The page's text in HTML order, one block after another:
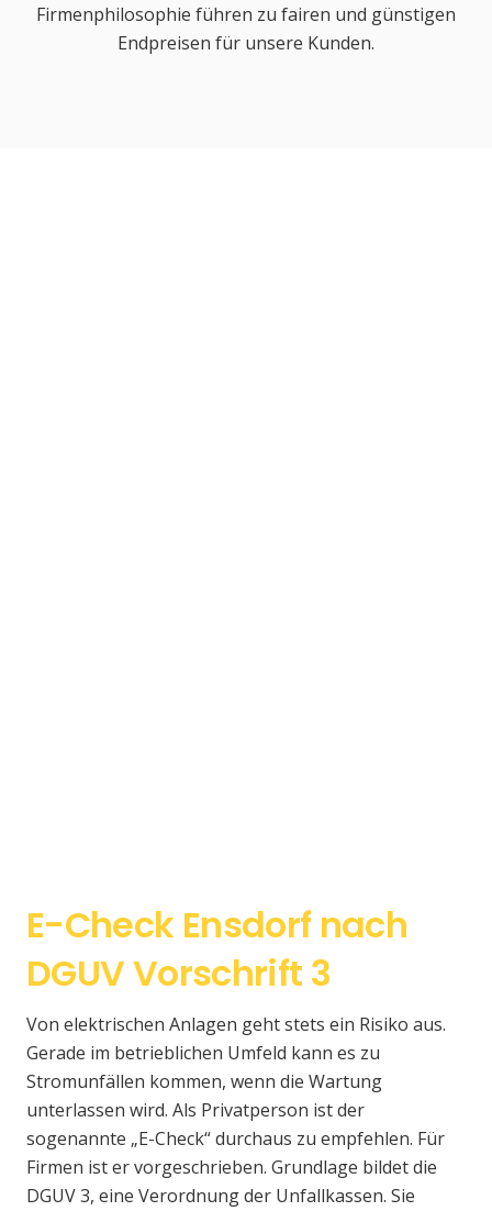
Firmenphilosophie führen zu fairen und günstigen
Endpreisen für unsere Kunden.
E-Check Ensdorf nach
DGUV Vorschrift 3
Von elektrischen Anlagen geht stets ein Risiko aus.
Gerade im betrieblichen Umfeld kann es zu
Stromunfällen kommen, wenn die Wartung
unterlassen wird. Als Privatperson ist der
sogenannte „E-Check“ durchaus zu empfehlen. Für
Firmen ist er vorgeschrieben. Grundlage bildet die
DGUV 3, eine Verordnung der Unfallkassen. Sie